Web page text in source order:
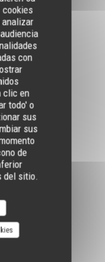
con
clic en
todo' o
sus
sus
de
del sitio.